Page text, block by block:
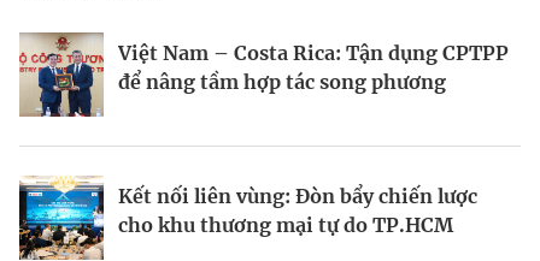
Việt Nam – Costa Rica: Tận dụng CPTPP
để nâng tầm hợp tác song phương
Kết nối liên vùng: Đòn bẩy chiến lược
cho khu thương mại tự do TP.HCM
Forbes Việt Nam số tháng 4&5.2025:
Mở khóa dòng vốn
Kích hoạt dòng vốn
Forbes Việt Nam số 135: Danh sách 25
công ty dẫn đầu
Góc nhìn về tăng trưởng xuất khẩu của
Việt Nam